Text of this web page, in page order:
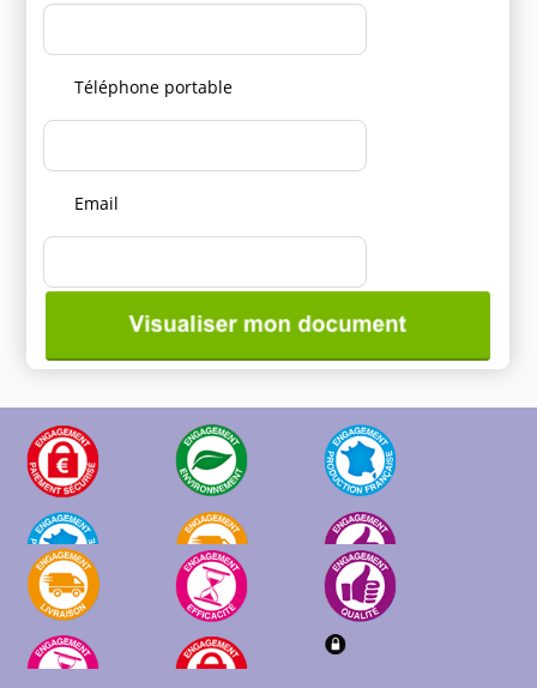
Téléphone portable
Email